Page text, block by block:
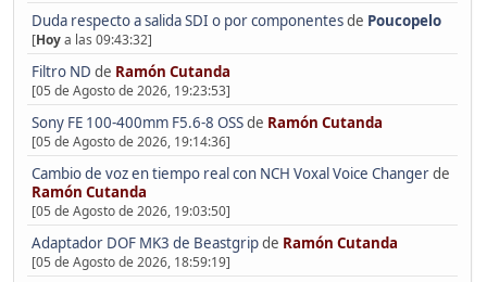
Duda respecto a salida SDI o por componentesde Poucopelo
[Hoya las 09:43:32]
Filtro ND de Ramón Cutanda
[05 de Agosto de 2026, 19:23:53]
Sony FE 100-400mm F5.6-8 OSSde Ramón Cutanda
[05 de Agosto de 2026, 19:14:36]
Cambio de voz en tiempo real con NCH Voxal Voice Changerde
Ramón Cutanda
[05 de Agosto de 2026, 19:03:50]
Adaptador DOF MK3 de Beastgripde Ramón Cutanda
[05 de Agosto de 2026, 18:59:19]